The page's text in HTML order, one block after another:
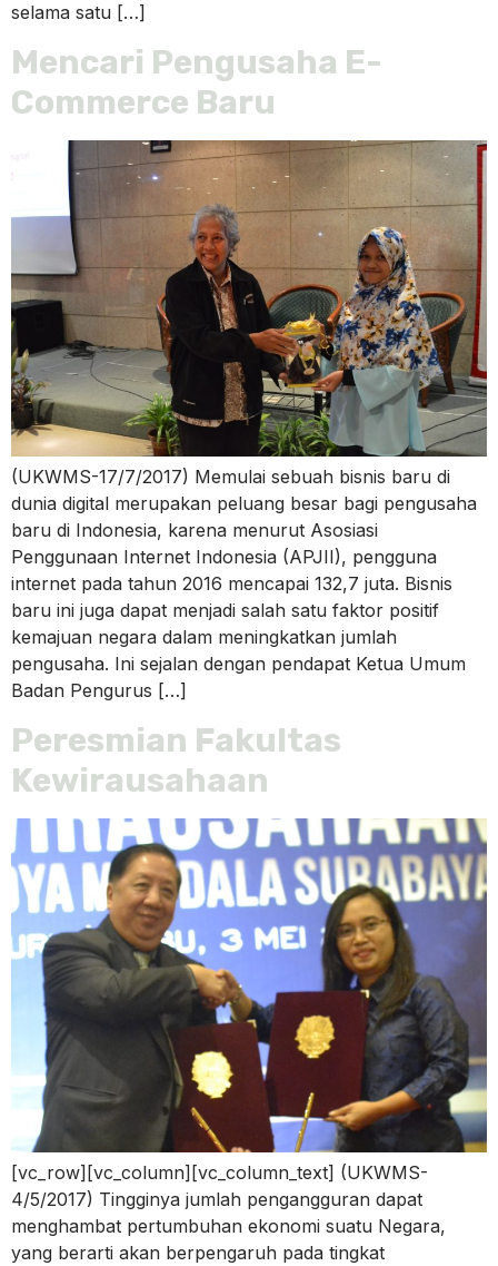
selama satu […]
Mencari Pengusaha E-
Commerce Baru
(UKWMS-17/7/2017) Memulai sebuah bisnis baru di
dunia digital merupakan peluang besar bagi pengusaha
baru di Indonesia, karena menurut Asosiasi
Penggunaan Internet Indonesia (APJII), pengguna
internet pada tahun 2016 mencapai 132,7 juta. Bisnis
baru ini juga dapat menjadi salah satu faktor positif
kemajuan negara dalam meningkatkan jumlah
pengusaha. Ini sejalan dengan pendapat Ketua Umum
Badan Pengurus […]
Peresmian Fakultas
Kewirausahaan
[vc_row][vc_column][vc_column_text] (UKWMS-
4/5/2017) Tingginya jumlah pengangguran dapat
menghambat pertumbuhan ekonomi suatu Negara,
yang berarti akan berpengaruh pada tingkat